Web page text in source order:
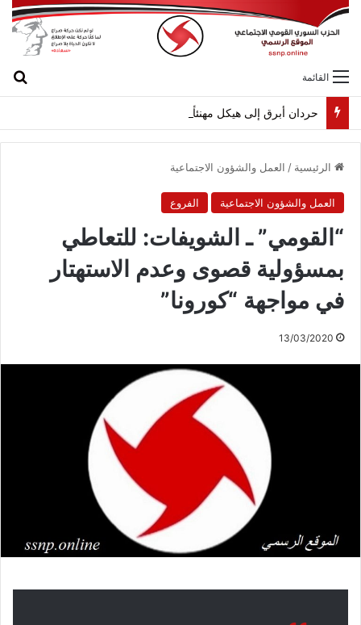
القائمة
حردان أبرق إلى هيكل مهنئاً بمناسبة عيد الجيش
الرئيسية / العمل والشؤون الاجتماعية
العمل والشؤون الاجتماعية الفروع
“القومي” ـ الشويفات: للتعاطي
بمسؤولية قصوى وعدم الاستهتار
في مواجهة “كورونا”
13/03/2020